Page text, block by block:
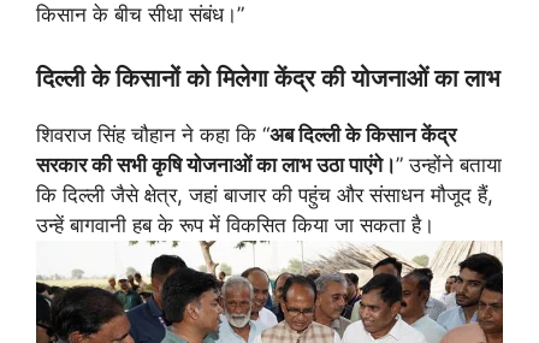
किसान के बीच सीधा संबंध।”
दिल्ली के किसानों को मिलेगा केंद्र की योजनाओं का लाभ
शिवराज सिंह चौहान ने कहा कि “अब दिल्ली के किसान केंद्र
सरकार की सभी कृषि योजनाओं का लाभ उठा पाएंगे।” उन्होंने बताया
कि दिल्ली जैसे क्षेत्र, जहां बाजार की पहुंच और संसाधन मौजूद हैं,
उन्हें बागवानी हब के रूप में विकसित किया जा सकता है।